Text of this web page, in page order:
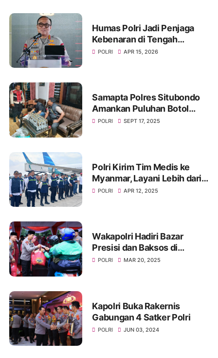
Humas Polri Jadi Penjaga
Kebenaran di Tengah
Derasnya Arus Informasi
POLRI APR 15, 2026
Samapta Polres Situbondo
Amankan Puluhan Botol
Arak di Kapongan dan
POLRI SEPT 17, 2025
Polri Kirim Tim Medis ke
Myanmar, Layani Lebih dari
1.100 Korban Gempa
POLRI APR 12, 2025
Wakapolri Hadiri Bazar
Presisi dan Baksos di
Lapangan Bhayangkara
POLRI MAR 20, 2025
Kapolri Buka Rakernis
Gabungan 4 Satker Polri
POLRI JUN 03, 2024